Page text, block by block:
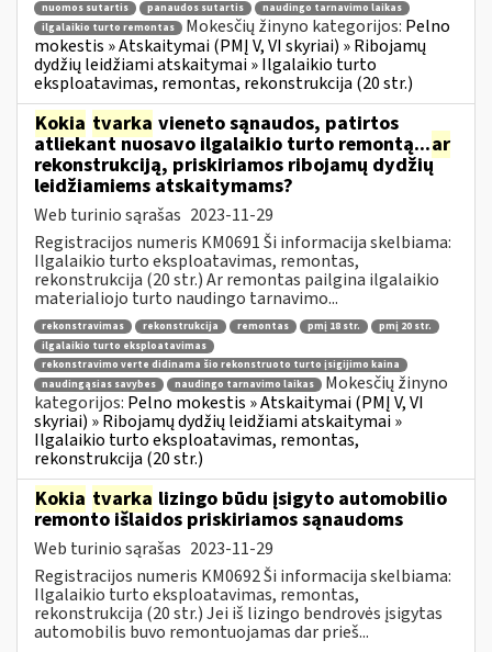
nuomos sutartis
panaudos sutartis
naudingo tarnavimo laikas
ilgalaikio turto remontas
Mokesčių žinyno kategorijos: Pelno
mokestis » Atskaitymai (PMĮ V, VI skyriai) » Ribojamų
dydžių leidžiami atskaitymai » Ilgalaikio turto
eksploatavimas, remontas, rekonstrukcija (20 str.)
Kokia tvarka vieneto sąnaudos, patirtos
atliekant nuosavo ilgalaikio turto remontą...ar
rekonstrukciją, priskiriamos ribojamų dydžių
leidžiamiems atskaitymams?
Web turinio sąrašas 2023-11-29
Registracijos numeris KM0691 Ši informacija skelbiama:
Ilgalaikio turto eksploatavimas, remontas,
rekonstrukcija (20 str.) Ar remontas pailgina ilgalaikio
materialiojo turto naudingo tarnavimo...
rekonstravimas rekonstrukcija remontas pmį 18 str.
pmį 20 str.
ilgalaikio turto eksploatavimas
rekonstravimo verte didinama šio rekonstruoto turto įsigijimo kaina
naudingąsias savybes
naudingo tarnavimo laikas
Mokesčių žinyno
kategorijos: Pelno mokestis » Atskaitymai (PMĮ V, VI
skyriai) » Ribojamų dydžių leidžiami atskaitymai »
Ilgalaikio turto eksploatavimas, remontas,
rekonstrukcija (20 str.)
Kokia tvarka lizingo būdu įsigyto automobilio
remonto išlaidos priskiriamos sąnaudoms
Web turinio sąrašas 2023-11-29
Registracijos numeris KM0692 Ši informacija skelbiama:
Ilgalaikio turto eksploatavimas, remontas,
rekonstrukcija (20 str.) Jei iš lizingo bendrovės įsigytas
automobilis buvo remontuojamas dar prieš...